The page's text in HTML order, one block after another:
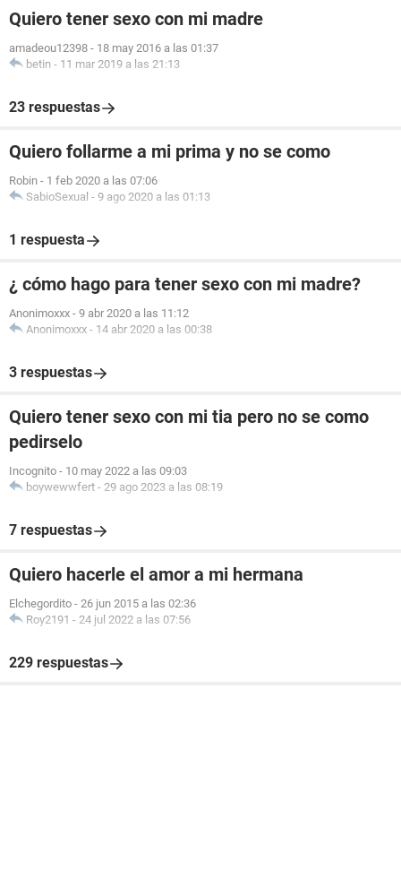
Quiero tener sexo con mi madre
amadeou12398 - 18 may 2016 a las 01:37
betin - 11 mar 2019 a las 21:13
23 respuestas
Quiero follarme a mi prima y no se como
Robin - 1 feb 2020 a las 07:06
SabioSexual - 9 ago 2020 a las 01:13
1 respuesta
¿ cómo hago para tener sexo con mi madre?
Anonimoxxx - 9 abr 2020 a las 11:12
Anonimoxxx - 14 abr 2020 a las 00:38
3 respuestas
Quiero tener sexo con mi tia pero no se como
pedirselo
Incognito - 10 may 2022 a las 09:03
boywewwfert - 29 ago 2023 a las 08:19
7 respuestas
Quiero hacerle el amor a mi hermana
Elchegordito - 26 jun 2015 a las 02:36
Roy2191 - 24 jul 2022 a las 07:56
229 respuestas